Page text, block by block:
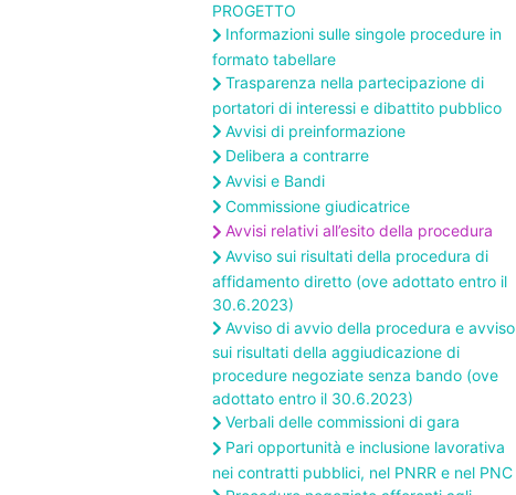
PROGETTO
Informazioni sulle singole procedure in
formato tabellare
Trasparenza nella partecipazione di
portatori di interessi e dibattito pubblico
Avvisi di preinformazione
Delibera a contrarre
Avvisi e Bandi
Commissione giudicatrice
Avvisi relativi all’esito della procedura
Avviso sui risultati della procedura di
affidamento diretto (ove adottato entro il
30.6.2023)
Avviso di avvio della procedura e avviso
sui risultati della aggiudicazione di
procedure negoziate senza bando (ove
adottato entro il 30.6.2023)
Verbali delle commissioni di gara
Pari opportunità e inclusione lavorativa
nei contratti pubblici, nel PNRR e nel PNC